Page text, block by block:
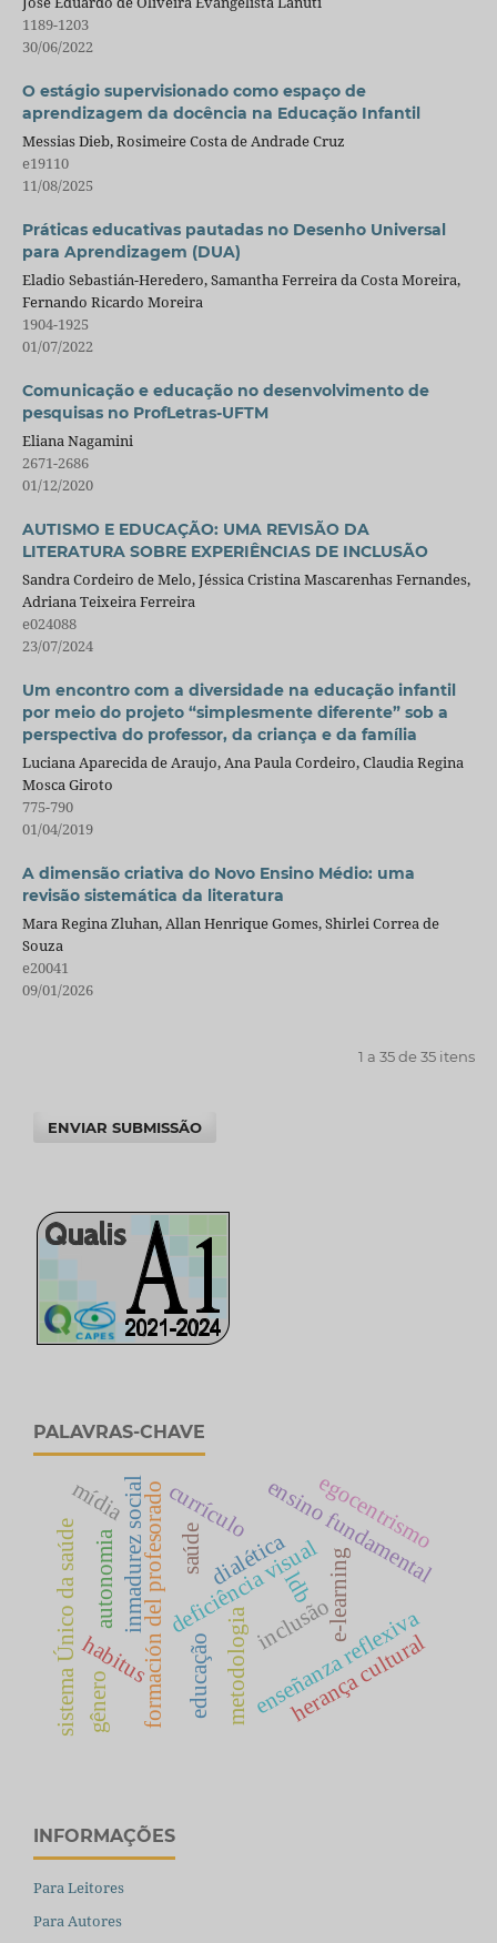
1189-1203
30/06/2022
O estágio supervisionado como espaço de
aprendizagem da docência na Educação Infantil
Messias Dieb, Rosimeire Costa de Andrade Cruz
e19110
11/08/2025
Práticas educativas pautadas no Desenho Universal
para Aprendizagem (DUA)
Eladio Sebastián-Heredero, Samantha Ferreira da Costa Moreira,
Fernando Ricardo Moreira
1904-1925
01/07/2022
Comunicação e educação no desenvolvimento de
pesquisas no ProfLetras-UFTM
Eliana Nagamini
2671-2686
01/12/2020
AUTISMO E EDUCAÇÃO: UMA REVISÃO DA
LITERATURA SOBRE EXPERIÊNCIAS DE INCLUSÃO
Sandra Cordeiro de Melo, Jéssica Cristina Mascarenhas Fernandes,
Adriana Teixeira Ferreira
e024088
23/07/2024
Um encontro com a diversidade na educação infantil
por meio do projeto “simplesmente diferente” sob a
perspectiva do professor, da criança e da família
Luciana Aparecida de Araujo, Ana Paula Cordeiro, Claudia Regina
Mosca Giroto
775-790
01/04/2019
A dimensão criativa do Novo Ensino Médio: uma
revisão sistemática da literatura
Mara Regina Zluhan, Allan Henrique Gomes, Shirlei Correa de
Souza
e20041
09/01/2026
1 a 35 de 35 itens
ENVIAR SUBMISSÃO
PALAVRAS-CHAVE
educação
deficiência visual
inclusãoe-learning
formación del profesorado enseñanza reflexiva
habitus herança cultural
ensino fundamental
saúde
sistema Único da saúde metodologia
dialética
inmadurez social egocentrismo
autonomia
currículo
ldb
gênero
mídia
INFORMAÇÕES
Para Leitores
Para Autores